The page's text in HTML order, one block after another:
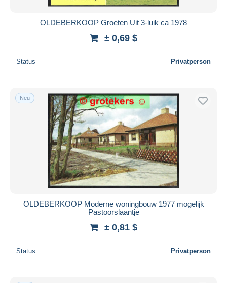
OLDEBERKOOP Groeten Uit 3-luik ca 1978
± 0,69 $
Status Privatperson
Neu
OLDEBERKOOP Moderne woningbouw 1977 mogelijk
Pastoorslaantje
± 0,81 $
Status Privatperson